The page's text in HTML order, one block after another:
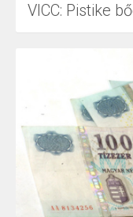
VICC: Pistike